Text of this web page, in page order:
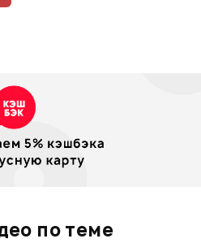
по теме